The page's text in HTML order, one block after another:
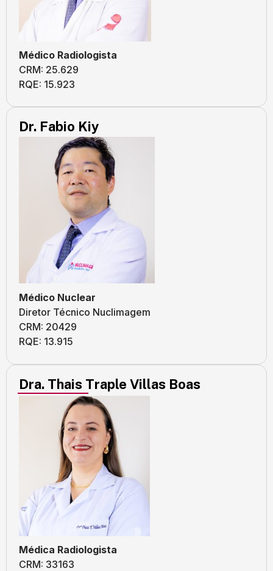
Médico Radiologista
CRM: 25.629
RQE: 15.923
Dr. Fabio Kiy
Médico Nuclear
Diretor Técnico Nuclimagem
CRM: 20429
RQE: 13.915
Dra. Thais Traple Villas Boas
Médica Radiologista
CRM: 33163